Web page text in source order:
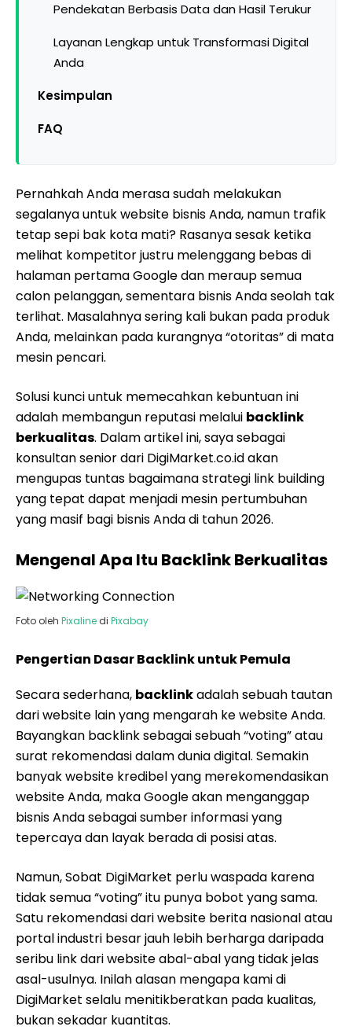
Pendekatan Berbasis Data dan Hasil Terukur
Layanan Lengkap untuk Transformasi Digital
Anda
Kesimpulan
FAQ
Pernahkah Anda merasa sudah melakukan
segalanya untuk website bisnis Anda, namun trafik
tetap sepi bak kota mati? Rasanya sesak ketika
melihat kompetitor justru melenggang bebas di
halaman pertama Google dan meraup semua
calon pelanggan, sementara bisnis Anda seolah tak
terlihat. Masalahnya sering kali bukan pada produk
Anda, melainkan pada kurangnya “otoritas” di mata
mesin pencari.
Solusi kunci untuk memecahkan kebuntuan ini
adalah membangun reputasi melalui backlink
berkualitas. Dalam artikel ini, saya sebagai
konsultan senior dari DigiMarket.co.id akan
mengupas tuntas bagaimana strategi link building
yang tepat dapat menjadi mesin pertumbuhan
yang masif bagi bisnis Anda di tahun 2026.
Mengenal Apa Itu Backlink Berkualitas
Foto oleh Pixaline di Pixabay
Pengertian Dasar Backlink untuk Pemula
Secara sederhana, backlinkadalah sebuah tautan
dari website lain yang mengarah ke website Anda.
Bayangkan backlink sebagai sebuah “voting” atau
surat rekomendasi dalam dunia digital. Semakin
banyak website kredibel yang merekomendasikan
website Anda, maka Google akan menganggap
bisnis Anda sebagai sumber informasi yang
tepercaya dan layak berada di posisi atas.
Namun, Sobat DigiMarket perlu waspada karena
tidak semua “voting” itu punya bobot yang sama.
Satu rekomendasi dari website berita nasional atau
portal industri besar jauh lebih berharga daripada
seribu link dari website abal-abal yang tidak jelas
asal-usulnya. Inilah alasan mengapa kami di
DigiMarket selalu menitikberatkan pada kualitas,
bukan sekadar kuantitas.